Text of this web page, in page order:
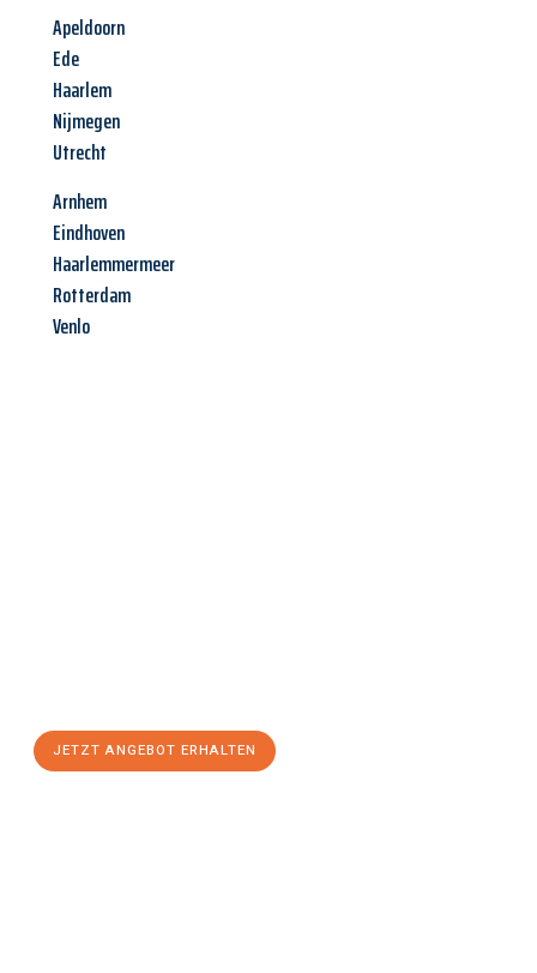
Apeldoorn
Ede
Haarlem
Nijmegen
Utrecht
Arnhem
Eindhoven
Haarlemmermeer
Rotterdam
Venlo
JETZT ANGEBOT ERHALTEN